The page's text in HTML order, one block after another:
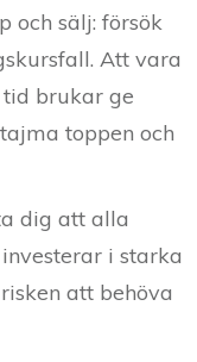
och sälj: försök
Att vara
brukar ge
toppen och
dig att alla
i starka
att behöva